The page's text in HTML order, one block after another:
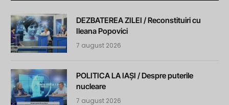
DEZBATEREA ZILEI / Reconstituiri cu
Ileana Popovici
7 august 2026
POLITICA LA IAȘI / Despre puterile
nucleare
7 august 2026